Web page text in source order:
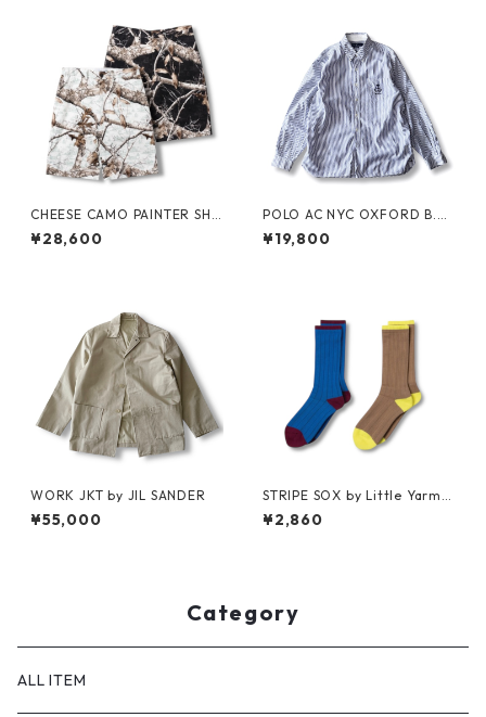
CHEESE CAMO PAINTER SHO
RTS by Little Yarmouth
¥28,600
POLO AC NYC OXFORD B.D.
SHIRT by Polo Ralph Lauren
¥19,800
WORK JKT by JIL SANDER
¥55,000
STRIPE SOX by Little Yarmo
uth
¥2,860
Category
ALL ITEM